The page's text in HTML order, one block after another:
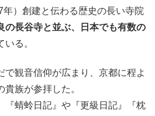
）創建と伝わる歴史の長い寺院
の長谷寺と並ぶ、日本でも有数の
る。
で観音信仰が広まり、京都に程よ
貴族が参拝した。
『蜻蛉日記』や『更級日記』『枕